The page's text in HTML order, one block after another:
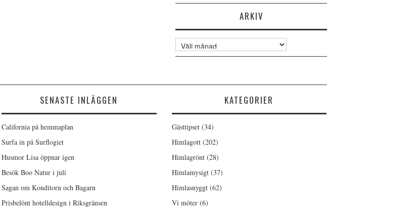
ARKIV
Arkiv
SENASTE INLÄGGEN
California på hemmaplan
Surfa in på Surflogiet
Husmor Lisa öppnar igen
Besök Boo Natur i juli
Sagan om Konditorn och Bagarn
Prisbelönt hotelldesign i Riksgränsen
KATEGORIER
Gästtipset(34)
Himlagott(202)
Himlagrönt(28)
Himlamysigt(37)
Himlasnyggt(62)
Vi möter(6)